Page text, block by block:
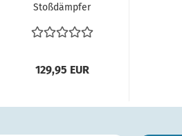
Stoßdämpfer
Dämpfer VW
129,95 EUR